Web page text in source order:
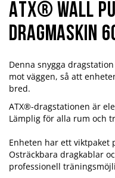
ATX® Wall
Dragmaskin
Denna snygga
mot väggen, så att
bred.
ATX®-dragstationen är
Lämplig för alla rum och
Enheten har ett viktpaket
Osträckbara dragkablar
professionell